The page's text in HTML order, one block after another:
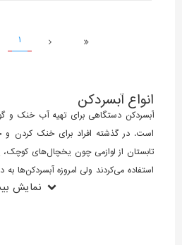
1
انواع آبسردکن
آبسردکن دستگاهی برای تهیه آب خنک و
است. در گذشته افراد برای خنک کردن
تابستان از لوازمی چون یخچال‌های
استفاده می‌کردند ولی امروزه آبسردکن‌ها به
مختلف تبدیل شده‌اند و جای تمامی این
نمایش